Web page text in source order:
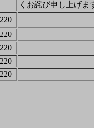
くお詫び申し上げま
220
220
220
220
220